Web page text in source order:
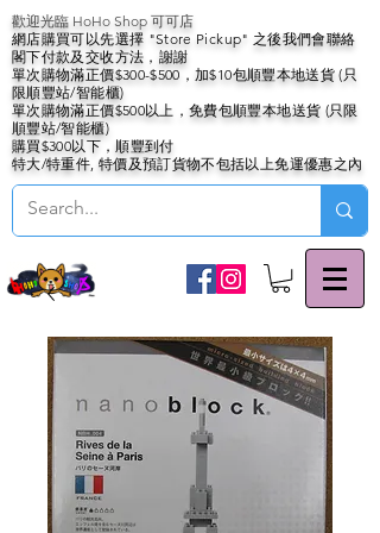
歡迎光臨 HoHo Shop 可可店
網店購買可以先選擇 "Store Pickup" 之後我們會聯絡
閣下付款及交收方法，謝謝
單次購物滿正價$300-$500，加$10包順豐本地送貨 (只
限順豐站/智能櫃)
單次購物滿正價$500以上，免費包順豐本地送貨 (只限
順豐站/智能櫃)
購買$300以下，順豐到付
特大/特重件, 特價及預訂貨物不包括以上免運優惠之內